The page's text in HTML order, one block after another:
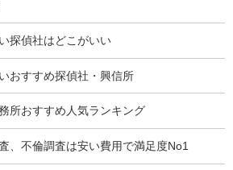
の割合
離婚
探偵社はどこがいい
おすすめ探偵社・興信所
所おすすめ人気ランキング
、不倫調査は安い費用で満足度No1